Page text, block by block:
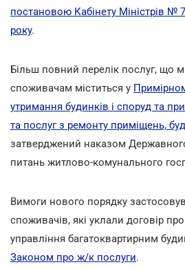
постановою Кабінету Міністрів №
року.
Більш повний перелік послуг, що
споживачам міститься у
утримання будинків і споруд та
та послуг з ремонту приміщень,
затверджений наказом Державного
питань житлово-комунального
Вимоги нового порядку
споживачів, які уклали договір
управління багатоквартирним
Законом про ж/к послуги.